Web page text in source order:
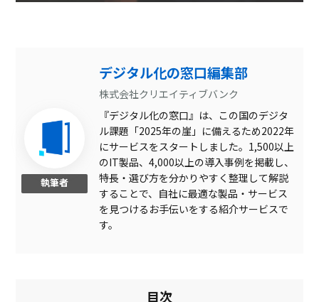
執筆者
デジタル化の窓口編集部
株式会社クリエイティブバンク
『デジタル化の窓口』は、この国のデジタ
ル課題「2025年の崖」に備えるため2022年
にサービスをスタートしました。1,500以上
のIT製品、4,000以上の導入事例を掲載し、
特長・選び方を分かりやすく整理して解説
することで、自社に最適な製品・サービス
を見つけるお手伝いをする紹介サービスで
す。
目次